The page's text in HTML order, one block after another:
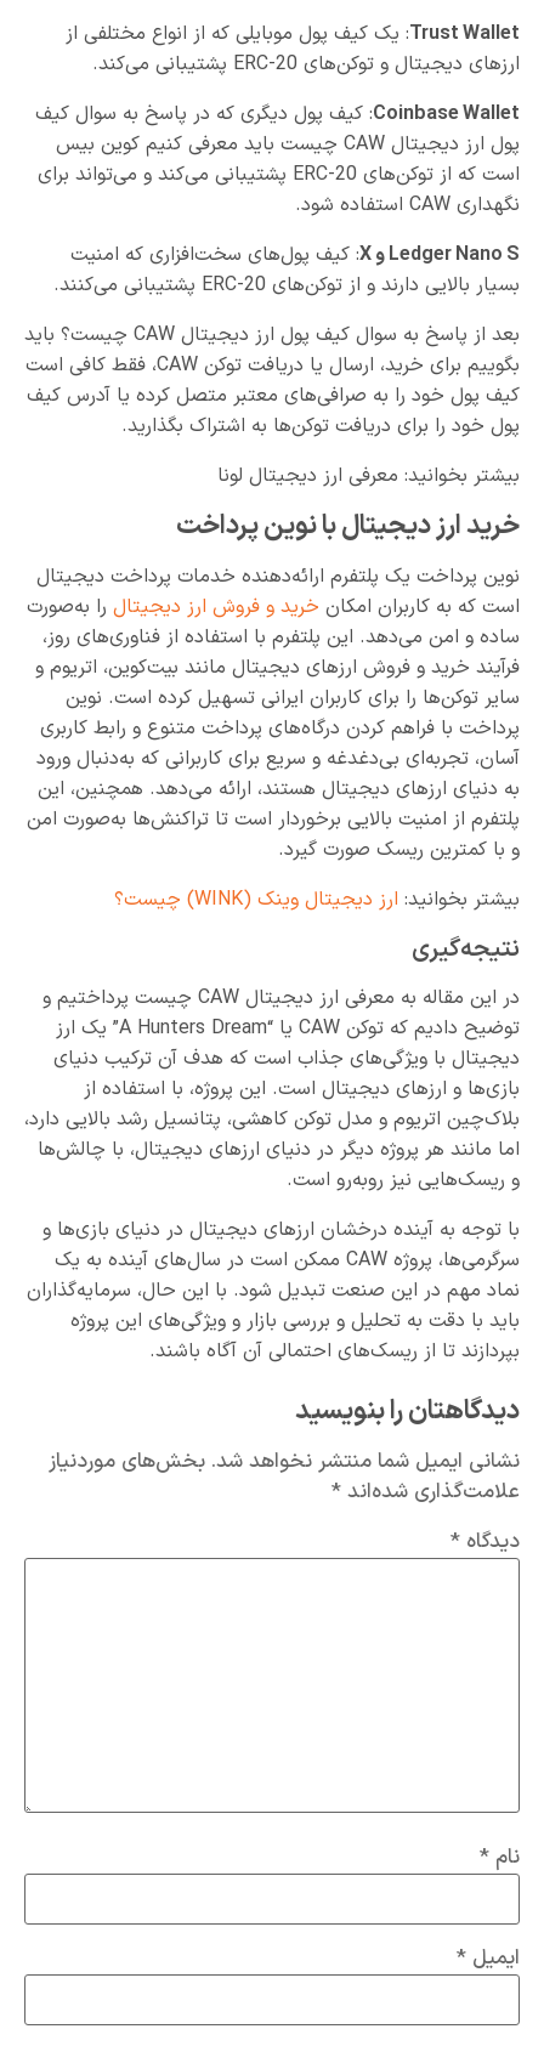
Trust Wallet: یک کیف پول موبایلی که از انواع مختلفی از
ارزهای دیجیتال و توکن‌های ERC-20 پشتیبانی می‌کند.
Coinbase Wallet: کیف پول دیگری که در پاسخ به سوال کیف
پول ارز دیجیتال CAW چیست باید معرفی کنیم کوین بیس
است که از توکن‌های ERC-20 پشتیبانی می‌کند و می‌تواند برای
نگهداری CAW استفاده شود.
Ledger Nano Sو
: کیف پول‌های سخت‌افزاری که امنیت
بسیار بالایی دارند و از توکن‌های ERC-20 پشتیبانی می‌کنند.
بعد از پاسخ به سوال کیف پول ارز دیجیتال CAW چیست؟ باید
بگوییم برای خرید، ارسال یا دریافت توکن CAW، فقط کافی است
کیف پول خود را به صرافی‌های معتبر متصل کرده یا آدرس کیف
پول خود را برای دریافت توکن‌ها به اشتراک بگذارید.
بیشتر بخوانید: معرفی ارز دیجیتال لونا
خرید ارز دیجیتال با نوین پرداخت
نوین پرداخت یک پلتفرم ارائه‌دهنده خدمات پرداخت دیجیتال
است که به کاربران امکان خرید و فروش ارز دیجیتال را به‌صورت
ساده و امن می‌دهد. این پلتفرم با استفاده از فناوری‌های روز،
فرآیند خرید و فروش ارزهای دیجیتال مانند بیت‌کوین، اتریوم و
سایر توکن‌ها را برای کاربران ایرانی تسهیل کرده است. نوین
پرداخت با فراهم کردن درگاه‌های پرداخت متنوع و رابط کاربری
آسان، تجربه‌ای بی‌دغدغه و سریع برای کاربرانی که به‌دنبال ورود
به دنیای ارزهای دیجیتال هستند، ارائه می‌دهد. همچنین، این
پلتفرم از امنیت بالایی برخوردار است تا تراکنش‌ها به‌صورت امن
و با کمترین ریسک صورت گیرد.
بیشتر بخوانید: ارز دیجیتال وینک (WINK) چیست؟
نتیجه‌گیری
در این مقاله به معرفی ارز دیجیتال CAW چیست پرداختیم و
توضیح دادیم که توکن CAW یا “A Hunters Dream” یک ارز
دیجیتال با ویژگی‌های جذاب است که هدف آن ترکیب دنیای
بازی‌ها و ارزهای دیجیتال است. این پروژه، با استفاده از
بلاک‌چین اتریوم و مدل توکن کاهشی، پتانسیل رشد بالایی دارد،
اما مانند هر پروژه دیگر در دنیای ارزهای دیجیتال، با چالش‌ها
و ریسک‌هایی نیز روبه‌رو است.
با توجه به آینده درخشان ارزهای دیجیتال در دنیای بازی‌ها و
سرگرمی‌ها، پروژه CAW ممکن است در سال‌های آینده به یک
نماد مهم در این صنعت تبدیل شود. با این حال، سرمایه‌گذاران
باید با دقت به تحلیل و بررسی بازار و ویژگی‌های این پروژه
بپردازند تا از ریسک‌های احتمالی آن آگاه باشند.
دیدگاهتان را بنویسید
نشانی ایمیل شما منتشر نخواهد شد. بخش‌های موردنیاز
علامت‌گذاری شده‌اند*
دیدگاه *
نام *
ایمیل *